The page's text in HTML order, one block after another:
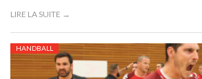
LIRE LA SUITE →
HANDBALL